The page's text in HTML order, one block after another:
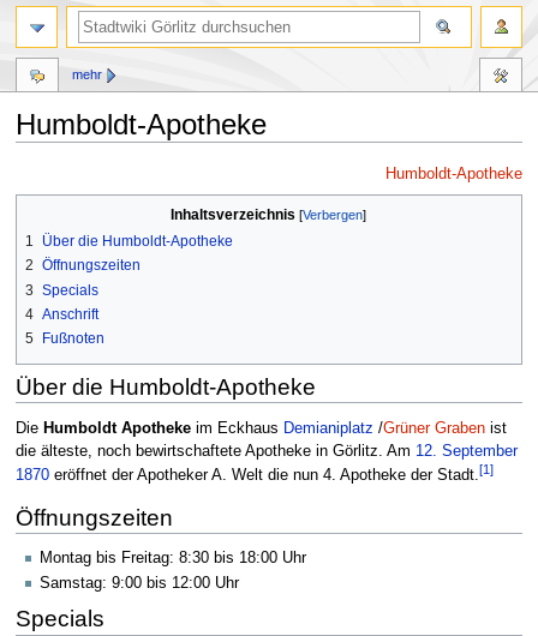
Humboldt-Apotheke
Navigation
Suche
Humboldt-Apotheke
Inhaltsverzeichnis
1
Über die Humboldt-Apotheke
2 Öffnungszeiten
3 Specials
4 Anschrift
5
Fußnoten
Über die Humboldt-Apotheke
Die Humboldt Apothekeim Eckhaus Demianiplatz /Grüner Grabenist
die älteste, noch bewirtschaftete Apotheke in Görlitz. Am 12. September
1870eröffnet der Apotheker A. Welt die nun 4. Apotheke der Stadt.[1]
Öffnungszeiten
Montag bis Freitag: 8:30 bis 18:00 Uhr
Samstag: 9:00 bis 12:00 Uhr
Specials
mehr